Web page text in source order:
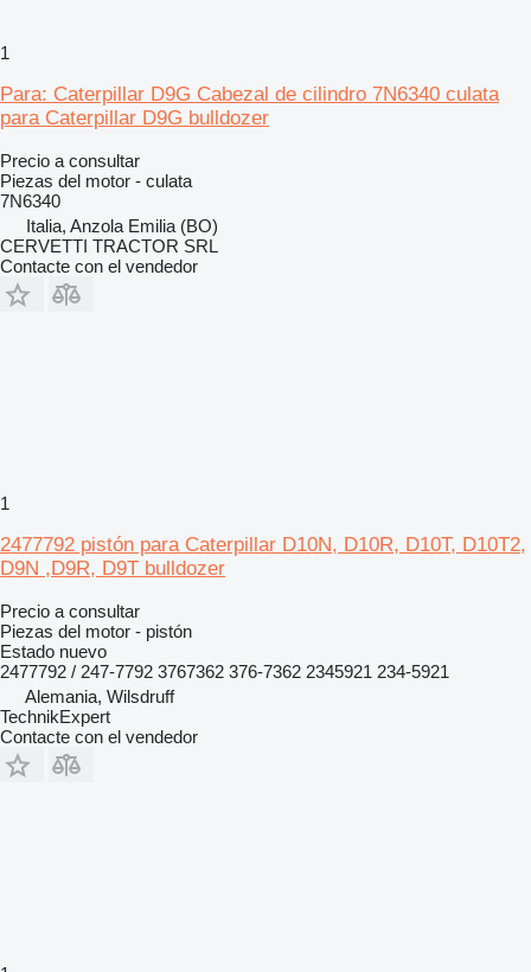
1
Para: Caterpillar D9G Cabezal de cilindro 7N6340 culata
para Caterpillar D9G bulldozer
Precio a consultar
Piezas del motor - culata
7N6340
Italia, Anzola Emilia (BO)
CERVETTI TRACTOR SRL
Contacte con el vendedor
1
2477792 pistón para Caterpillar D10N, D10R, D10T, D10T2,
D9N ,D9R, D9T bulldozer
Precio a consultar
Piezas del motor - pistón
Estado nuevo
2477792 / 247-7792 3767362 376-7362 2345921 234-5921
Alemania, Wilsdruff
TechnikExpert
Contacte con el vendedor